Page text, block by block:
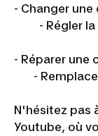
-
- Régler la
-
-
N'hésitez pas
Youtube, où